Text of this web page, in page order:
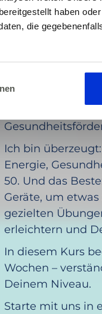
haben
die
DEIN COACH
Tom
Hallo, ich bin
und erfahrener
Ich bin
Energie,
50. Und das
Geräte, um
gezielten
erleichtern und
In diesem Kurs
Wochen –
Deinem Niveau.
Starte mit uns in